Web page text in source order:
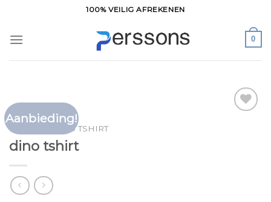
inhoud
100% VEILIG AFREKENEN
0
Aanbieding!
HOME DINO TSHIRT
dino tshirt